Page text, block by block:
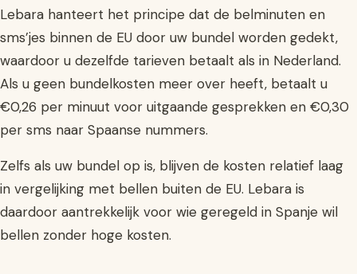
Lebara hanteert het principe dat de belminuten en
sms’jes binnen de EU door uw bundel worden gedekt,
waardoor u dezelfde tarieven betaalt als in Nederland.
Als u geen bundelkosten meer over heeft, betaalt u
€0,26 per minuut voor uitgaande gesprekken en €0,30
per sms naar Spaanse nummers.
Zelfs als uw bundel op is, blijven de kosten relatief laag
in vergelijking met bellen buiten de EU. Lebara is
daardoor aantrekkelijk voor wie geregeld in Spanje wil
bellen zonder hoge kosten.